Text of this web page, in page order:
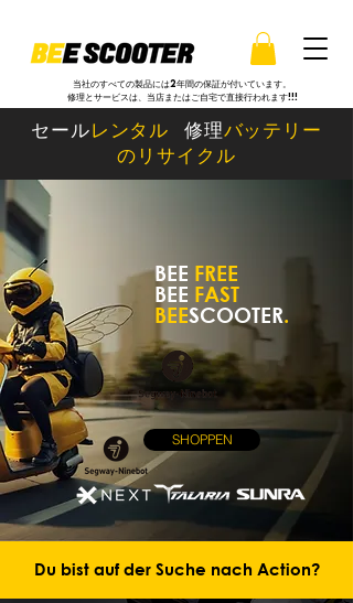
当社のすべての製品には2年間の保証が付いています。
修理とサービスは、当店またはご自宅で直接行われます!!!
セールレンタル 修理バッテリー
のリサイクル
BEE FREE
BEE FAST
BEESCOOTER.
SHOPPEN
Du bist auf der Suche nach Action?